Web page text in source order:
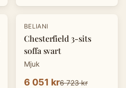
-10 %
BELIANI
Chesterfield 3-sits
soffa svart
Mjuk
6 051 kr6 723 kr